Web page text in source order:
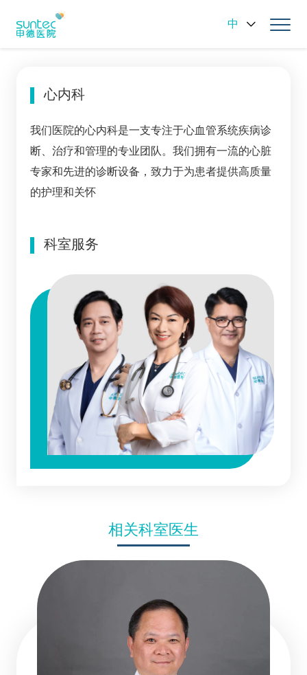
中
心内科
我们医院的心内科是一支专注于心血管系统疾病诊
断、治疗和管理的专业团队。我们拥有一流的心脏
专家和先进的诊断设备，致力于为患者提供高质量
的护理和关怀
科室服务
相关科室医生